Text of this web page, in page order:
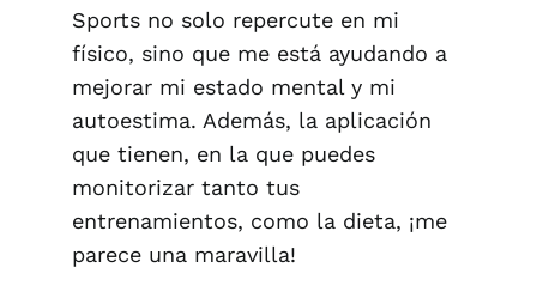
Sports no solo repercute en mi
físico, sino que me está ayudando a
mejorar mi estado mental y mi
autoestima. Además, la aplicación
que tienen, en la que puedes
monitorizar tanto tus
entrenamientos, como la dieta, ¡me
parece una maravilla!